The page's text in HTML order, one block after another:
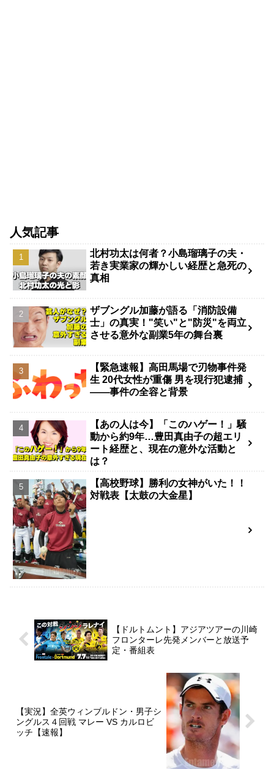
人気記事
北村功太は何者？小島瑠璃子の夫・
若き実業家の輝かしい経歴と急死の
真相
ザブングル加藤が語る「消防設備
士」の真実！"笑い"と"防災"を両立
させる意外な副業5年の舞台裏
【緊急速報】高田馬場で刃物事件発
生 20代女性が重傷 男を現行犯逮捕
――事件の全容と背景
【あの人は今】「このハゲー！」騒
動から約9年…豊田真由子の超エリ
ート経歴と、現在の意外な活動と
は？
【高校野球】勝利の女神がいた！！
対戦表【太鼓の大金星】
【ドルトムント】アジアツアーの川崎
フロンターレ先発メンバーと放送予
定・番組表
【実況】全英ウィンブルドン・男子シ
ングルス４回戦 マレー VS カルロビ
ッチ【速報】